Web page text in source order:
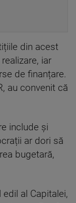
din acest
iar
de finanțare.
au convenit că
include și
ar dori să
bugetară,
al Capitalei,